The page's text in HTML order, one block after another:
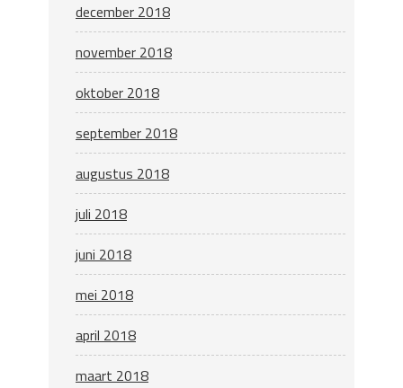
december 2018
november 2018
oktober 2018
september 2018
augustus 2018
juli 2018
juni 2018
mei 2018
april 2018
maart 2018